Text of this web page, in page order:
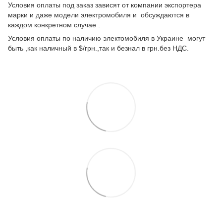
Условия оплаты под заказ зависят от компании экспортера
марки и даже модели электромобиля и обсуждаются в
каждом конкретном случае .
Условия оплаты по наличию электомобиля в Украине могут
быть ,как наличный в $/грн.,так и безнал в грн.без НДС.